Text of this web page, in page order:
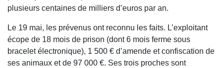
plusieurs centaines de milliers d’euros par an.
Le 19 mai, les prévenus ont reconnu les faits. L’exploitant
écope de 18 mois de prison (dont 6 mois ferme sous
bracelet électronique), 1 500 € d’amende et confiscation de
ses animaux et de 97 000 €. Ses trois proches sont